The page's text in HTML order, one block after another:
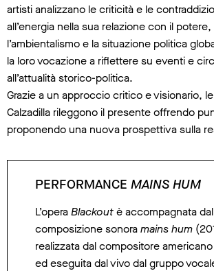
artisti analizzano le criticità e le
all’energia nella sua relazione con il
l’ambientalismo e la situazione politica
la loro vocazione a riflettere su eventi e
all’attualità storico-politica.
Grazie a un approccio critico e visionario,
Calzadilla rileggono il presente offrendo
proponendo una nuova prospettiva sulla
PERFORMANCE MAINS HUM
L’operaBlackoutè accompagnata
composizione sonoramains hum
realizzata dal compositore
ed eseguita dal vivo dal gruppo